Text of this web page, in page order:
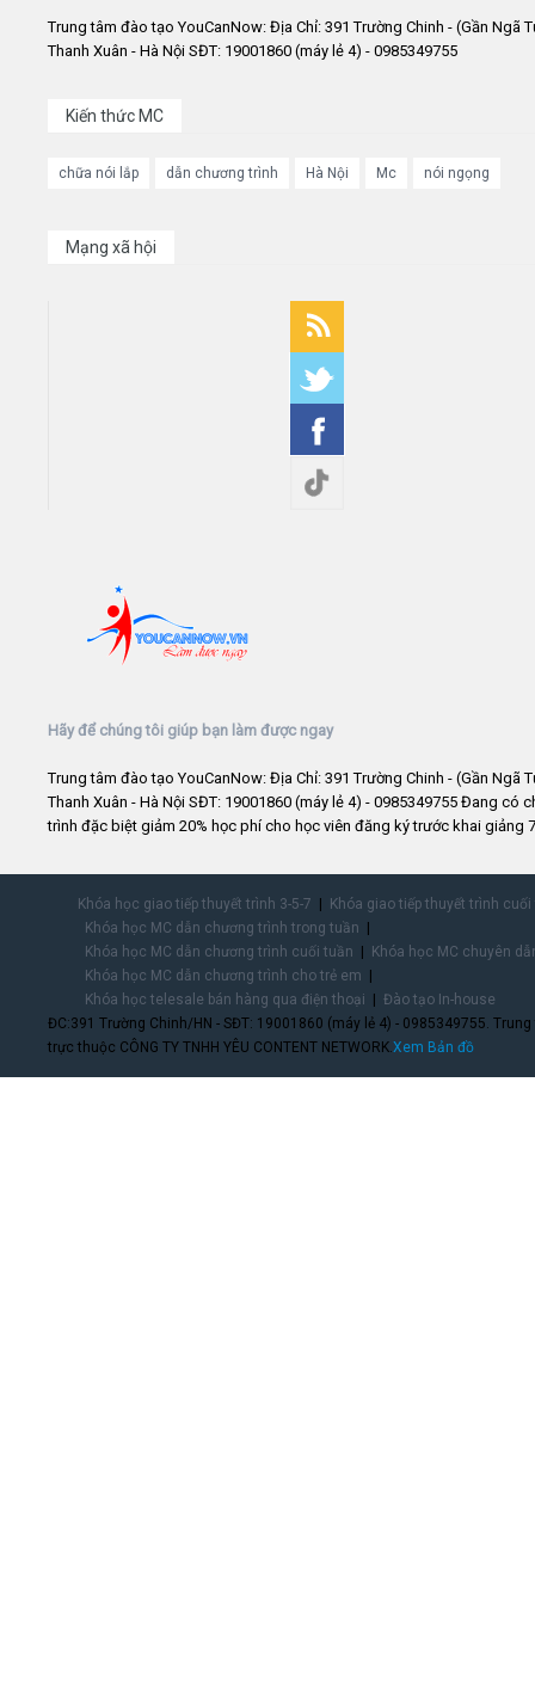
Trung tâm đào tạo YouCanNow: Địa Chỉ: 391 Trường Chinh - (Gần Ngã
Thanh Xuân - Hà Nội SĐT: 19001860 (máy lẻ 4) - 0985349755
Kiến thức MC
chữa nói lắp dẫn chương trình Hà Nội Mc nói ngọng
Mạng xã hội
Hãy để chúng tôi giúp bạn làm được ngay
Trung tâm đào tạo YouCanNow: Địa Chỉ: 391 Trường Chinh - (Gần Ngã
Thanh Xuân - Hà Nội SĐT: 19001860 (máy lẻ 4) - 0985349755 Đang có
trình đặc biệt giảm 20% học phí cho học viên đăng ký trước khai giảng
Khóa học giao tiếp thuyết trình 3-5-7
Khóa giao tiếp thuyết trình
Khóa học MC dẫn chương trình trong tuần
Khóa học MC dẫn chương trình cuối tuần
Khóa học MC chuyên
Khóa học MC dẫn chương trình cho trẻ em
Khóa học telesale bán hàng qua điện thoại
Đào tạo In-house
ĐC:391 Trường Chinh/HN - SĐT: 19001860 (máy lẻ 4) - 0985349755.
trực thuộc CÔNG TY TNHH YÊU CONTENT NETWORK. Xem Bản đồ